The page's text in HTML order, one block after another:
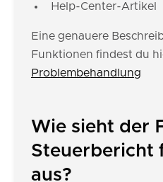
Help-Center-Artikel
Eine genauere
Funktionen findest du
Problembehandlung
Wie sieht der
Steuerbericht
aus?